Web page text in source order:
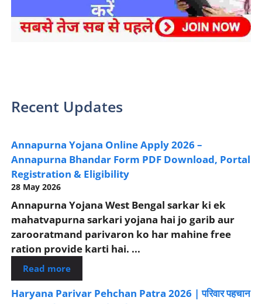
Recent Updates
Annapurna Yojana Online Apply 2026 –
Annapurna Bhandar Form PDF Download, Portal
Registration & Eligibility
28 May 2026
Annapurna Yojana West Bengal sarkar ki ek
mahatvapurna sarkari yojana hai jo garib aur
zarooratmand parivaron ko har mahine free
ration provide karti hai. ...
Read more
Haryana Parivar Pehchan Patra 2026 | परिवार पहचान